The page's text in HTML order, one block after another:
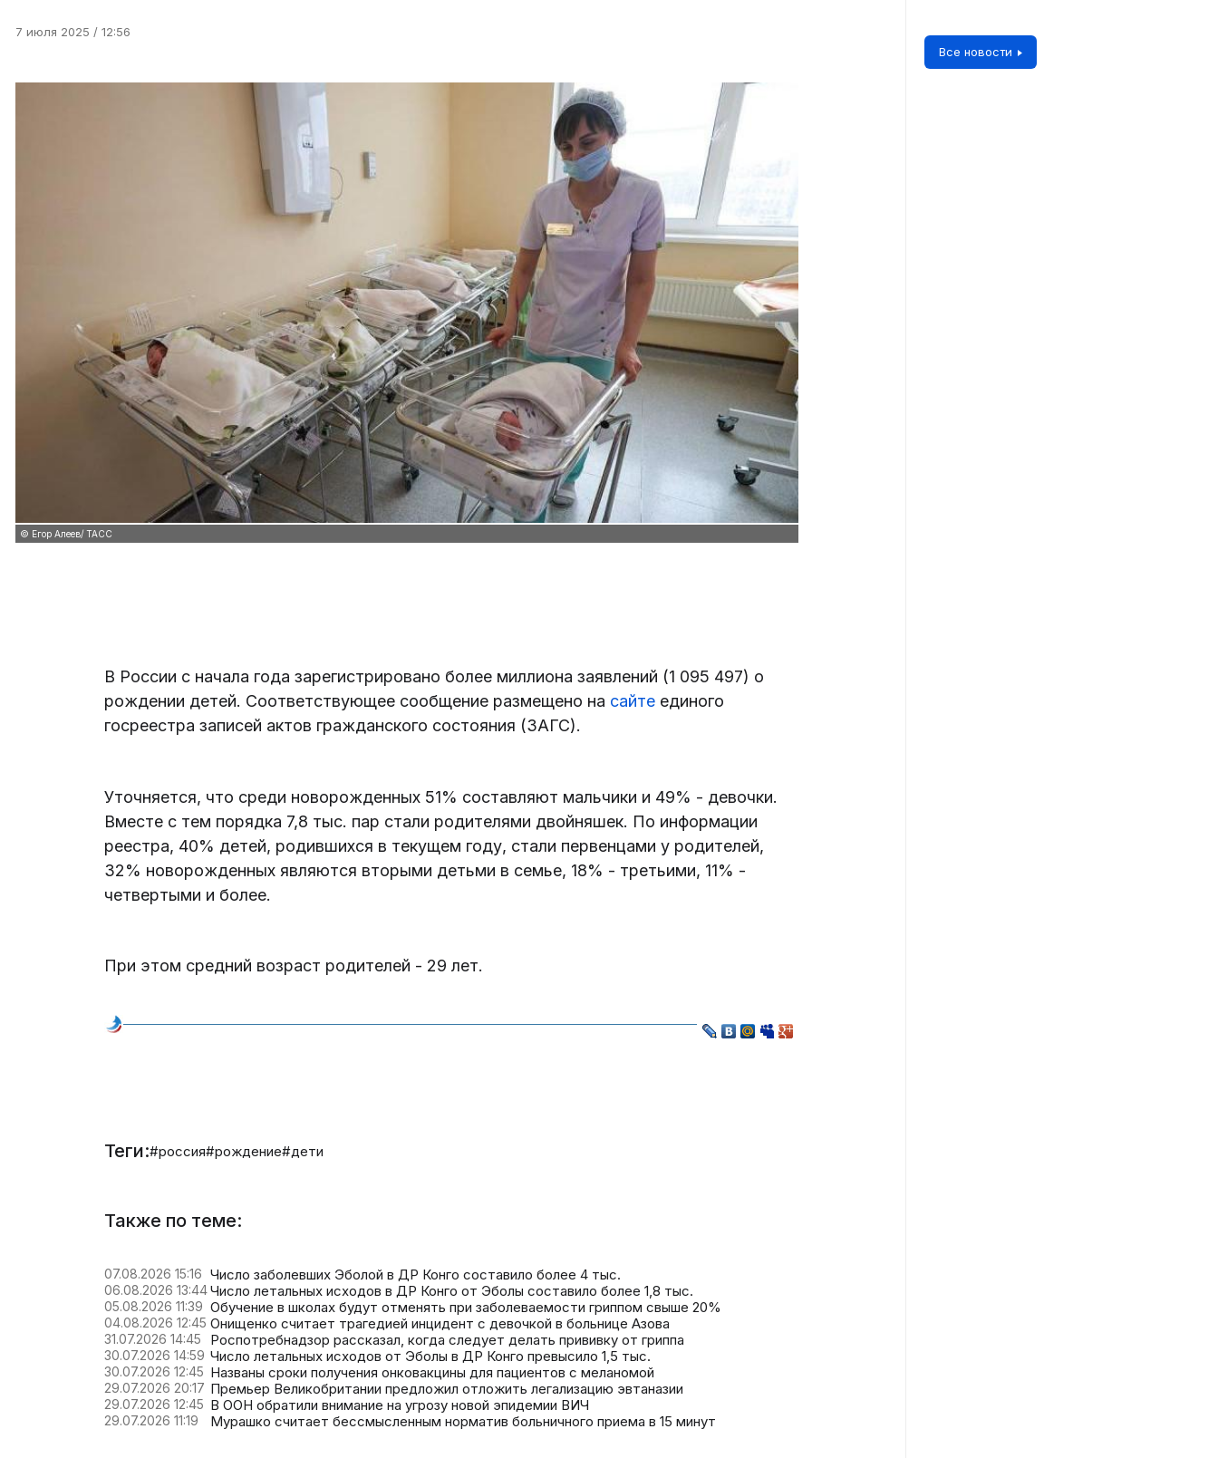
7 июля 2025 / 12:56
© Егор Алеев/ ТАСС
В России с начала года зарегистрировано более миллиона заявлений (1 095 497) о
рождении детей. Соответствующее сообщение размещено на сайте единого
госреестра записей актов гражданского состояния (ЗАГС).
Уточняется, что среди новорожденных 51% составляют мальчики и 49% - девочки.
Вместе с тем порядка 7,8 тыс. пар стали родителями двойняшек. По информации
реестра, 40% детей, родившихся в текущем году, стали первенцами у родителей,
32% новорожденных являются вторыми детьми в семье, 18% - третьими, 11% -
четвертыми и более.
При этом средний возраст родителей - 29 лет.
Теги:#россия#рождение#дети
Также по теме:
07.08.2026 15:16 Число заболевших Эболой в ДР Конго составило более 4 тыс.
06.08.2026 13:44Число летальных исходов в ДР Конго от Эболы составило более 1,8 тыс.
05.08.2026 11:39 Обучение в школах будут отменять при заболеваемости гриппом свыше 20%
04.08.2026 12:45 Онищенко считает трагедией инцидент с девочкой в больнице Азова
31.07.2026 14:45 Роспотребнадзор рассказал, когда следует делать прививку от гриппа
30.07.2026 14:59 Число летальных исходов от Эболы в ДР Конго превысило 1,5 тыс.
30.07.2026 12:45 Названы сроки получения онковакцины для пациентов с меланомой
29.07.2026 20:17 Премьер Великобритании предложил отложить легализацию эвтаназии
29.07.2026 12:45 В ООН обратили внимание на угрозу новой эпидемии ВИЧ
29.07.2026 11:19 Мурашко считает бессмысленным норматив больничного приема в 15 минут
Все новости